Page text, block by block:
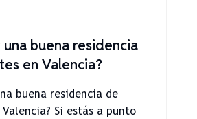
buena residencia
en Valencia?
buena residencia de
Si estás a punto